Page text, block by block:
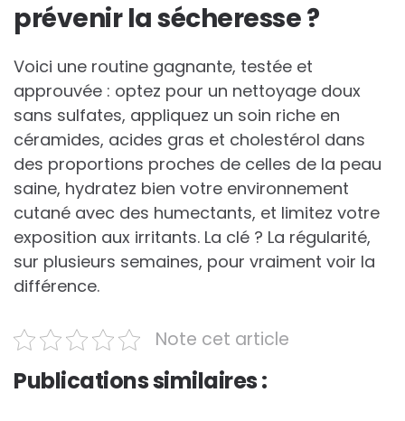
prévenir la sécheresse ?
Voici une routine gagnante, testée et
approuvée : optez pour un nettoyage doux
sans sulfates, appliquez un soin riche en
céramides, acides gras et cholestérol dans
des proportions proches de celles de la peau
saine, hydratez bien votre environnement
cutané avec des humectants, et limitez votre
exposition aux irritants. La clé ? La régularité,
sur plusieurs semaines, pour vraiment voir la
différence.
Note cet article
Publications similaires :